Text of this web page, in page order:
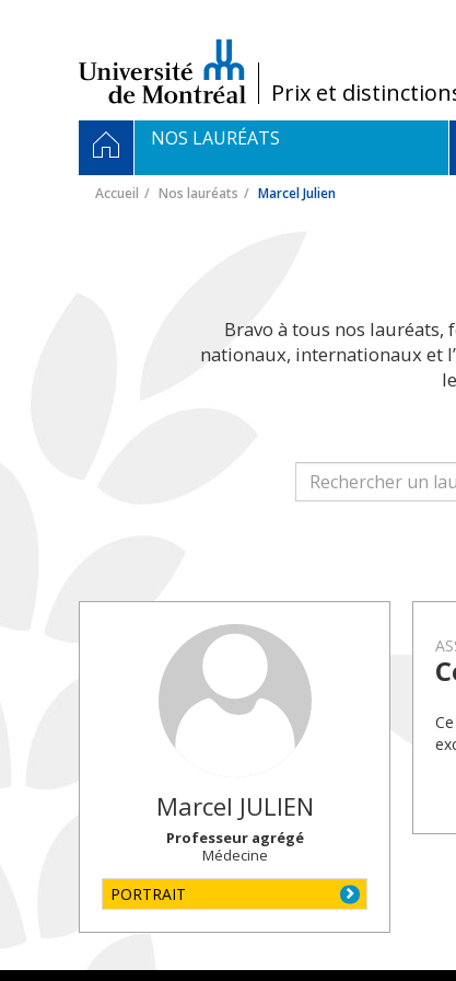
/Prix et
Navigation
principale
ACCUEIL
NOS LAURÉATS
Accueil Nos lauréats Marcel Julien
Bravo à tous nos lauréats,
nationaux, internationaux et
Marcel JULIEN
Professeur agrégé
Médecine
PORTRAIT